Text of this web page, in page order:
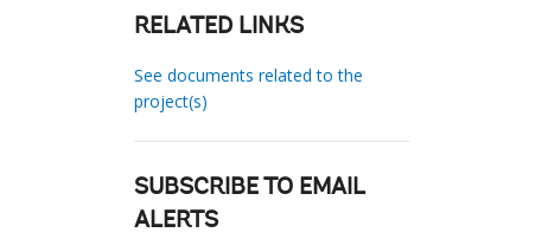
RELATED LINKS
See documents related to the
project(s)
SUBSCRIBE TO EMAIL
ALERTS